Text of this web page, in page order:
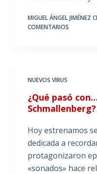
MIGUEL ÁNGEL JIMÉNEZ
COMENTARIOS
NUEVOS VIRUS
¿Qué pasó
Schmallenberg?
Hoy estrenamos
dedicada a
protagonizaron
«sonados» hace